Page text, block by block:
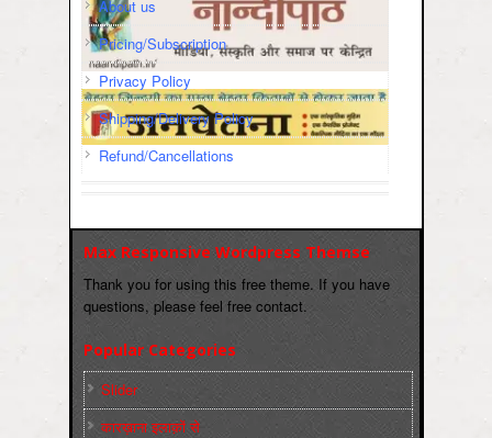
About us
Pricing/Subscription
Privacy Policy
Shipping/Delivery Policy
Refund/Cancellations
Max Responsive Wordpress Themse
Thank you for using this free theme. If you have
questions, please feel free contact.
Popular Categories
Slider
कारख़ाना इलाक़ों से